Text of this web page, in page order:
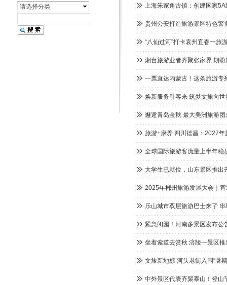
请选择分类 上海朱家角古镇：创建国家
贵州公安打造旅游景区特色警
“八仙过河”打卡袁州宜春一旅
湘台旅游业者齐聚张家界 期
一票直达内蒙古！这条旅游专
焕新服务引客来 筑梦文旅向
邂逅青岛金秋 最大美洲旅游团
旅游+康养 四川德昌：2027
全球国际旅游客流量上半年稳
大学生已就位，山东景区推出
2025年郴州旅游发展大会｜宜
乐山城市双层旅游巴士来了
紧急闭园！河南多景区发布公
坐着索道去赏秋 涪陵一景区
文旅新地标 河头老街入围“暑
中外景区代表齐聚泰山！登山